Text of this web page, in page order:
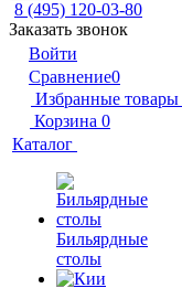
8 (495) 120-03-80
Заказать звонок
Войти
Сравнение0
Избранные товары
Корзина 0
Каталог
Бильярдные
столы